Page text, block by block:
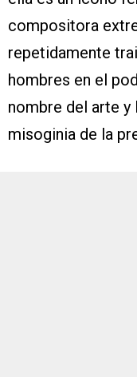
compositora
repetidamente
hombres en el
nombre del arte
misoginia de la